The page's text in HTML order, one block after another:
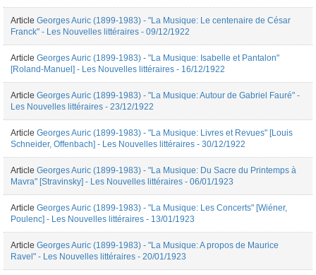
Article Georges Auric (1899-1983) - "La Musique: Le centenaire de César
Franck" - Les Nouvelles littéraires - 09/12/1922
Article Georges Auric (1899-1983) - "La Musique: Isabelle et Pantalon"
[Roland-Manuel] - Les Nouvelles littéraires - 16/12/1922
Article Georges Auric (1899-1983) - "La Musique: Autour de Gabriel Fauré" -
Les Nouvelles littéraires - 23/12/1922
Article Georges Auric (1899-1983) - "La Musique: Livres et Revues" [Louis
Schneider, Offenbach] - Les Nouvelles littéraires - 30/12/1922
Article Georges Auric (1899-1983) - "La Musique: Du Sacre du Printemps à
Mavra" [Stravinsky] - Les Nouvelles littéraires - 06/01/1923
Article Georges Auric (1899-1983) - "La Musique: Les Concerts" [Wiéner,
Poulenc] - Les Nouvelles littéraires - 13/01/1923
Article Georges Auric (1899-1983) - "La Musique: A propos de Maurice
Ravel" - Les Nouvelles littéraires - 20/01/1923